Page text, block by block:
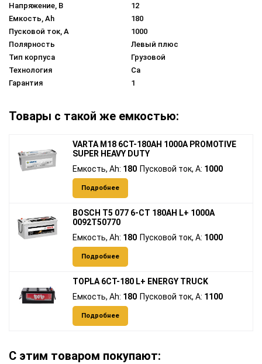
Напряжение, В
12
Емкость, Ah
180
Пусковой ток, A
1000
Полярность
Левый плюс
Тип корпуса
Грузовой
Технология
Ca
Гарантия
1
Товары с такой же емкостью:
VARTA M18 6СТ-180AH 1000A PROMOTIVE
SUPER HEAVY DUTY
Емкость, Ah: 180 Пусковой ток, A: 1000
Подробнее
BOSCH T5 077 6-СТ 180AH L+ 1000A
0092T50770
Емкость, Ah: 180 Пусковой ток, A: 1000
Подробнее
TOPLA 6СТ-180 L+ ENERGY TRUCK
Емкость, Ah: 180 Пусковой ток, A: 1100
Подробнее
С этим товаром покупают: